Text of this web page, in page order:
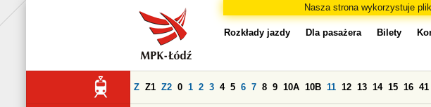
Nasza strona wykorzystuje
Rozkłady jazdy Dla pasażera Bilety
Z Z1 Z2 0 1 2 3 4 5 6 7 8 9 10A 10B 11 12 13 14 15 16 41